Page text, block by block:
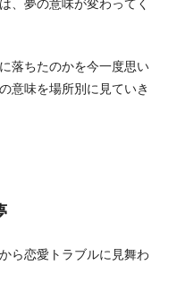
、夢の意味が変わってく
落ちたのかを今一度思い
意味を場所別に見ていき
ら恋愛トラブルに見舞わ